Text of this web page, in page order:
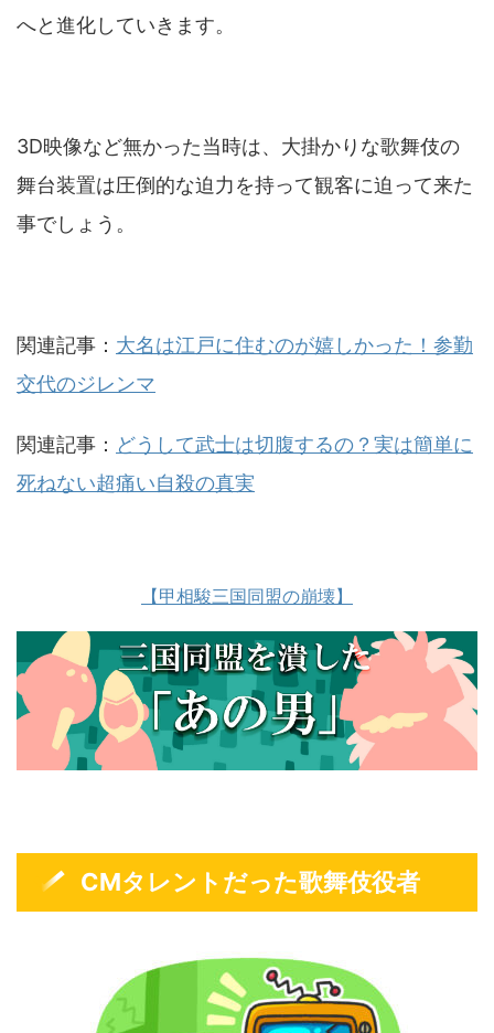
へと進化していきます。
3D映像など無かった当時は、大掛かりな歌舞伎の
舞台装置は圧倒的な迫力を持って観客に迫って来た
事でしょう。
関連記事： 大名は江戸に住むのが嬉しかった！参勤
交代のジレンマ
関連記事： どうして武士は切腹するの？実は簡単に
死ねない超痛い自殺の真実
【甲相駿三国同盟の崩壊】
CMタレントだった歌舞伎役者